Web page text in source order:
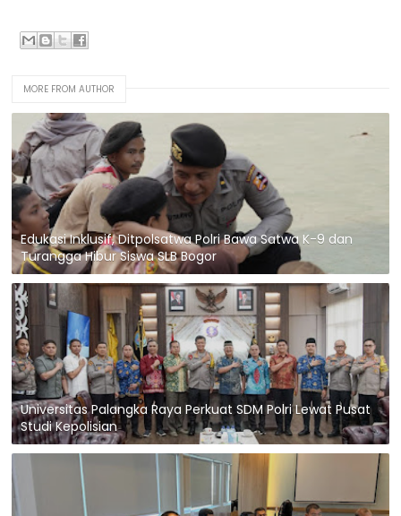
MORE FROM AUTHOR
Edukasi Inklusif, Ditpolsatwa Polri Bawa Satwa K-9 dan
Turangga Hibur Siswa SLB Bogor
Universitas Palangka Raya Perkuat SDM Polri Lewat Pusat
Studi Kepolisian